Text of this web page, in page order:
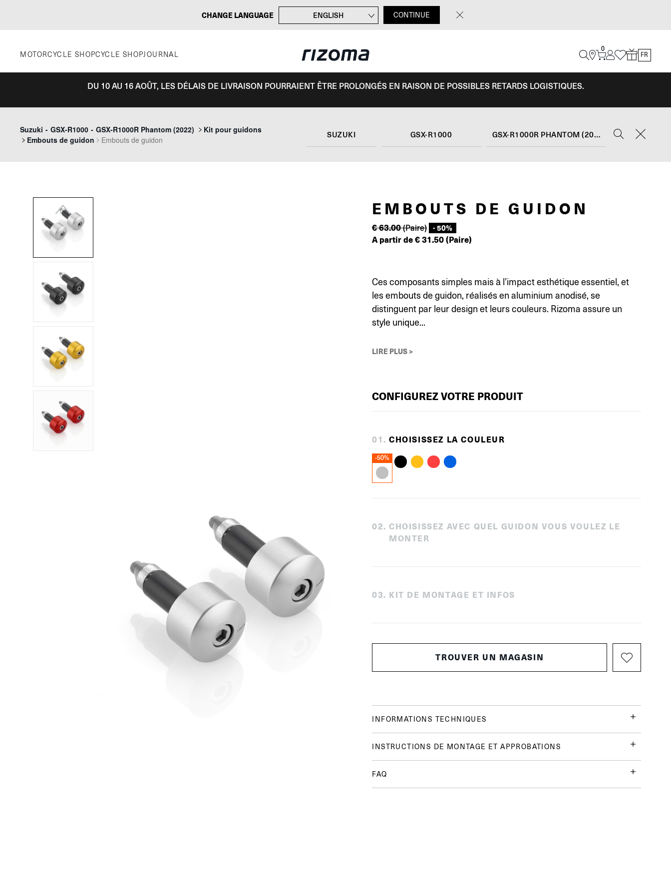
CHANGE LANGUAGE
ENGLISH
ITALIANO
CONTINUE
MOTORCYCLE SHOPCYCLE SHOPJOURNAL
0
FR
DU 10 AU 16 AOÛT, LES DÉLAIS DE LIVRAISON POURRAIENT ÊTRE PROLONGÉS EN RAISON DE POSSIBLES RETARDS LOGISTIQUES.
Suzuki - GSX-R1000 - GSX-R1000R Phantom (2022)
Kit pour guidons
Embouts de guidon
Embouts de guidon
SUZUKI GSX-R1000 GSX-R1000R PHANTOM (2022)
Previous
EMBOUTS DE GUIDON
€63.00(Paire) - 50%
A partir de€31.50(Paire)
Ces composants simples mais à l’impact esthétique essentiel, et
les embouts de guidon, réalisés en aluminium anodisé, se
distinguent par leur design et leurs couleurs. Rizoma assure un
style unique...
LIRE PLUS >
CONFIGUREZ VOTRE PRODUIT
01 . CHOISISSEZ LA COULEUR
-50%
02. CHOISISSEZ AVEC QUEL GUIDON VOUS VOULEZ LE
MONTER
03. KIT DE MONTAGE ET INFOS
TROUVER UN MAGASIN
INFORMATIONS TECHNIQUES
INSTRUCTIONS DE MONTAGE ET APPROBATIONS
FAQ